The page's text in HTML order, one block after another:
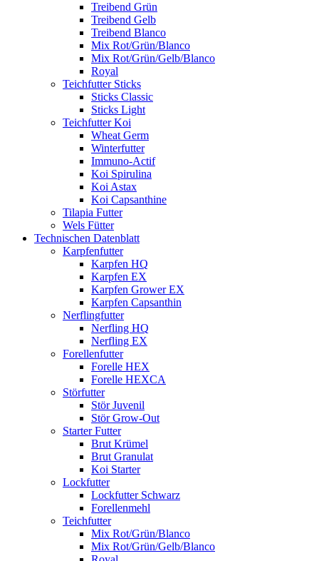
Treibend Grün
Treibend Gelb
Treibend Blanco
Mix Rot/Grün/Blanco
Mix Rot/Grün/Gelb/Blanco
Royal
Teichfutter Sticks
Sticks Classic
Sticks Light
Teichfutter Koi
Wheat Germ
Winterfutter
Immuno-Actif
Koi Spirulina
Koi Astax
Koi Capsanthine
Tilapia Futter
Wels Fütter
Technischen Datenblatt
Karpfenfutter
Karpfen HQ
Karpfen EX
Karpfen Grower EX
Karpfen Capsanthin
Nerflingfutter
Nerfling HQ
Nerfling EX
Forellenfutter
Forelle HEX
Forelle HEXCA
Störfutter
Stör Juvenil
Stör Grow-Out
Starter Futter
Brut Krümel
Brut Granulat
Koi Starter
Lockfutter
Lockfutter Schwarz
Forellenmehl
Teichfutter
Mix Rot/Grün/Blanco
Mix Rot/Grün/Gelb/Blanco